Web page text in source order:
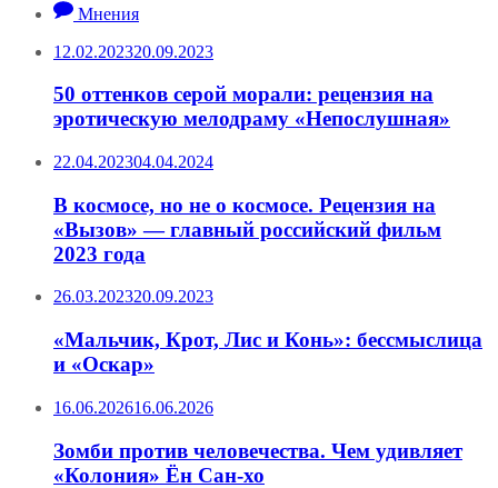
Мнения
12.02.202320.09.2023
50 оттенков серой морали: рецензия на
эротическую мелодраму «Непослушная»
22.04.202304.04.2024
В космосе, но не о космосе. Рецензия на
«Вызов» — главный российский фильм
2023 года
26.03.202320.09.2023
«Мальчик, Крот, Лис и Конь»: бессмыслица
и «Оскар»
16.06.202616.06.2026
Зомби против человечества. Чем удивляет
«Колония» Ён Сан-хо